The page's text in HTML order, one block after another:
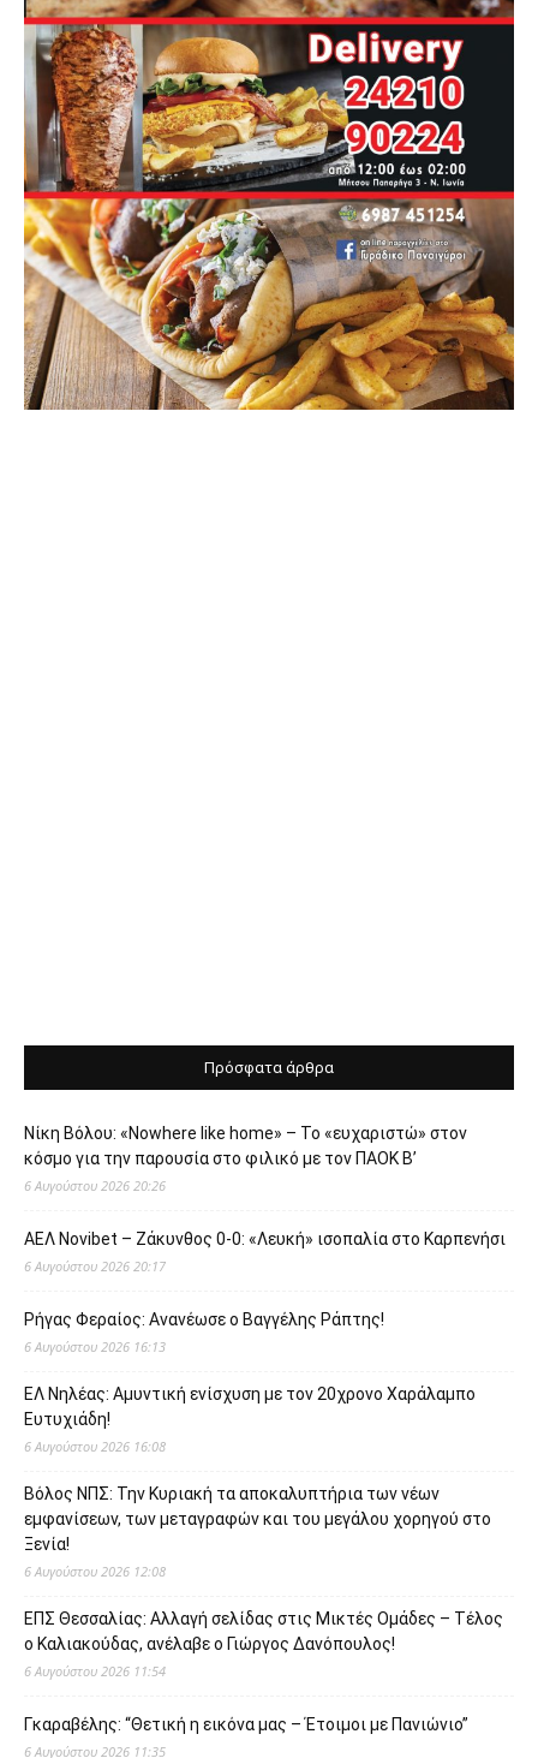
Πρόσφατα άρθρα
Νίκη Βόλου: «Nowhere like home» – Το «ευχαριστώ» στον
κόσμο για την παρουσία στο φιλικό με τον ΠΑΟΚ Β’
6 Αυγούστου 2026 20:26
ΑΕΛ Novibet – Ζάκυνθος 0-0: «Λευκή» ισοπαλία στο Καρπενήσι
6 Αυγούστου 2026 20:17
Ρήγας Φεραίος: Ανανέωσε ο Βαγγέλης Ράπτης!
6 Αυγούστου 2026 16:13
ΕΛ Νηλέας: Αμυντική ενίσχυση με τον 20χρονο Χαράλαμπο
Ευτυχιάδη!
6 Αυγούστου 2026 16:08
Βόλος ΝΠΣ: Την Κυριακή τα αποκαλυπτήρια των νέων
εμφανίσεων, των μεταγραφών και του μεγάλου χορηγού στο
Ξενία!
6 Αυγούστου 2026 12:08
ΕΠΣ Θεσσαλίας: Αλλαγή σελίδας στις Μικτές Ομάδες – Τέλος
ο Καλιακούδας, ανέλαβε ο Γιώργος Δανόπουλος!
6 Αυγούστου 2026 11:54
Γκαραβέλης: “Θετική η εικόνα μας – Έτοιμοι με Πανιώνιο”
6 Αυγούστου 2026 11:35